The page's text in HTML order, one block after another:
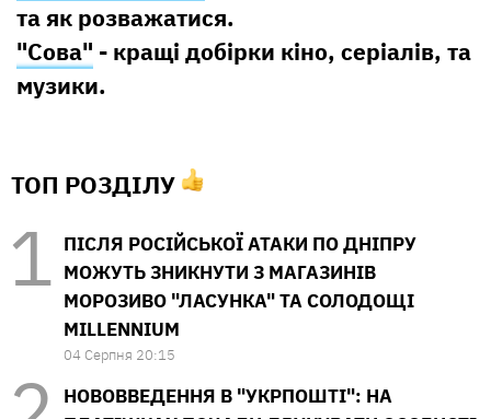
та як розважатися.
"Сова" - кращі добірки кіно, серіалів, та
музики.
ТОП РОЗДІЛУ
ПІСЛЯ РОСІЙСЬКОЇ АТАКИ ПО ДНІПРУ
МОЖУТЬ ЗНИКНУТИ З МАГАЗИНІВ
МОРОЗИВО "ЛАСУНКА" ТА СОЛОДОЩІ
MILLENNIUM
04 Серпня 20:15
НОВОВВЕДЕННЯ В "УКРПОШТІ": НА